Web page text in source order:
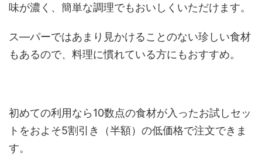
味が濃く、簡単な調理でもおいしくいただけます。
ス―パーではあまり見かけることのない珍しい食材
もあるので、料理に慣れている方にもおすすめ。
初めての利用なら10数点の食材が入ったお試しセッ
トをおよそ5割引き（半額）の低価格で注文できま
す。